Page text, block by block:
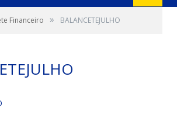
Financeiro » BALANCETEJULHO